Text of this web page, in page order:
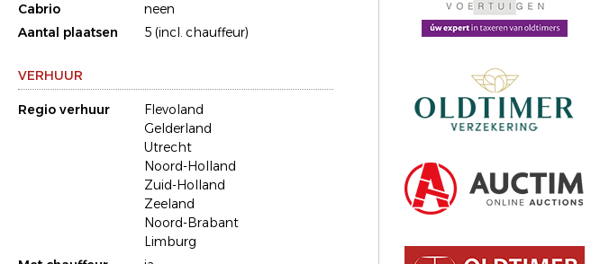
Cabrio
neen
Aantal plaatsen
5 (incl. chauffeur)
VERHUUR
Regio verhuur
Flevoland
Gelderland
Utrecht
Noord-Holland
Zuid-Holland
Zeeland
Noord-Brabant
Limburg